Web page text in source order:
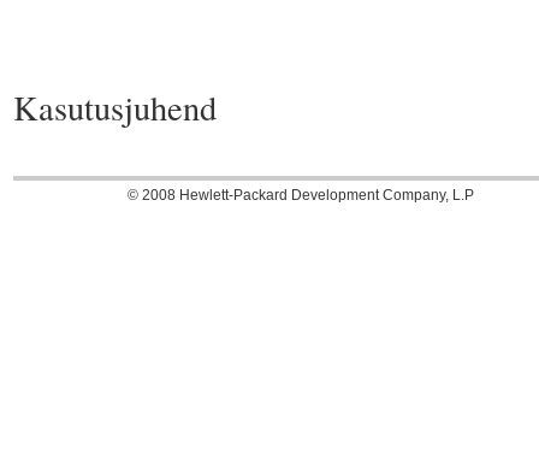
Kasutusjuhend
© 2008 Hewlett-Packard Development Company, L.P